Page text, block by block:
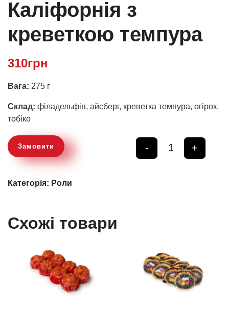
Каліфорнія з
креветкою темпура
310грн
Вага: 275 г
Склад: філадельфія, айсберг, креветка темпура, огірок,
тобіко
Quantity
- +
Замовити
Категорія: Роли
Схожі товари